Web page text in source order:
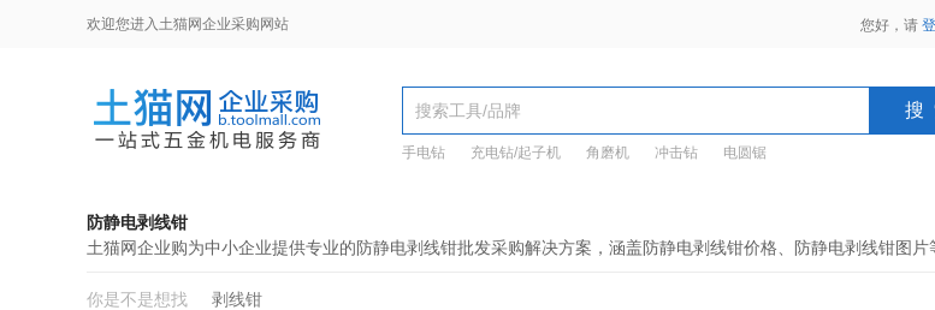
欢迎您进入土猫网企业采购网站 您好，请
手电钻 充电钻/起子机 角磨机 冲击钻 电圆锯
防静电剥线钳
土猫网企业购为中小企业提供专业的防静电剥线钳批发采购解决方案，涵盖防静电剥线钳价格、防静电剥线钳图
你是不是想找 剥线钳